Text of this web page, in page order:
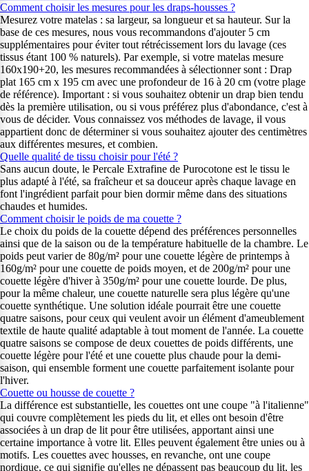
Comment choisir les mesures pour les draps-housses ?
Mesurez votre matelas : sa largeur, sa longueur et sa hauteur. Sur la
base de ces mesures, nous vous recommandons d'ajouter 5 cm
supplémentaires pour éviter tout rétrécissement lors du lavage (ces
tissus étant 100 % naturels). Par exemple, si votre matelas mesure
160x190+20, les mesures recommandées à sélectionner sont : Drap
plat 165 cm x 195 cm avec une profondeur de 16 à 20 cm (votre plage
de référence). Important : si vous souhaitez obtenir un drap bien tendu
dès la première utilisation, ou si vous préférez plus d'abondance, c'est à
vous de décider. Vous connaissez vos méthodes de lavage, il vous
appartient donc de déterminer si vous souhaitez ajouter des centimètres
aux différentes mesures, et combien.
Quelle qualité de tissu choisir pour l'été ?
Sans aucun doute, le Percale Extrafine de Purocotone est le tissu le
plus adapté à l'été, sa fraîcheur et sa douceur après chaque lavage en
font l'ingrédient parfait pour bien dormir même dans des situations
chaudes et humides.
Comment choisir le poids de ma couette ?
Le choix du poids de la couette dépend des préférences personnelles
ainsi que de la saison ou de la température habituelle de la chambre. Le
poids peut varier de 80g/m² pour une couette légère de printemps à
160g/m² pour une couette de poids moyen, et de 200g/m² pour une
couette légère d'hiver à 350g/m² pour une couette lourde. De plus,
pour la même chaleur, une couette naturelle sera plus légère qu'une
couette synthétique. Une solution idéale pourrait être une couette
quatre saisons, pour ceux qui veulent avoir un élément d'ameublement
textile de haute qualité adaptable à tout moment de l'année. La couette
quatre saisons se compose de deux couettes de poids différents, une
couette légère pour l'été et une couette plus chaude pour la demi-
saison, qui ensemble forment une couette parfaitement isolante pour
l'hiver.
Couette ou housse de couette ?
La différence est substantielle, les couettes ont une coupe "à l'italienne"
qui couvre complètement les pieds du lit, et elles ont besoin d'être
associées à un drap de lit pour être utilisées, apportant ainsi une
certaine importance à votre lit. Elles peuvent également être unies ou à
motifs. Les couettes avec housses, en revanche, ont une coupe
nordique, ce qui signifie qu'elles ne dépassent pas beaucoup du lit, les